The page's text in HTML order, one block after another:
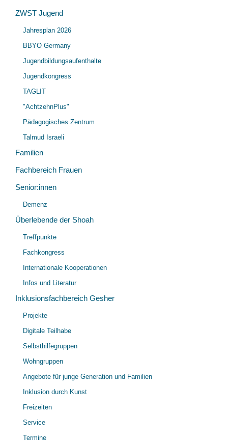
ZWST Jugend
Jahresplan 2026
BBYO Germany
Jugendbildungsaufenthalte
Jugendkongress
TAGLIT
"AchtzehnPlus"
Pädagogisches Zentrum
Talmud Israeli
Familien
Fachbereich Frauen
Senior:innen
Demenz
Überlebende der Shoah
Treffpunkte
Fachkongress
Internationale Kooperationen
Infos und Literatur
Inklusionsfachbereich Gesher
Projekte
Digitale Teilhabe
Selbsthilfegruppen
Wohngruppen
Angebote für junge Generation und Familien
Inklusion durch Kunst
Freizeiten
Service
Termine